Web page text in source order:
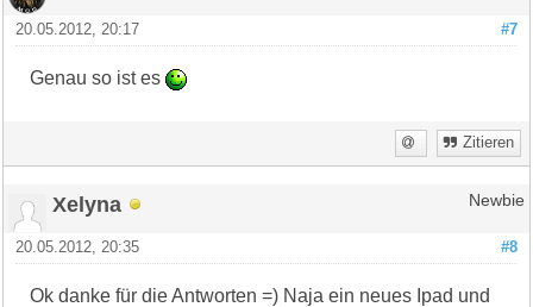
#7
20.05.2012, 20:17
Genau so ist es
Zitieren
Xelyna Newbie
#8
20.05.2012, 20:35
Ok danke für die Antworten =) Naja ein neues Ipad und